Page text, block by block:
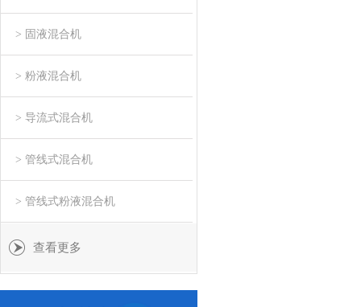
> 固液混合机
> 粉液混合机
> 导流式混合机
> 管线式混合机
> 管线式粉液混合机
查看更多